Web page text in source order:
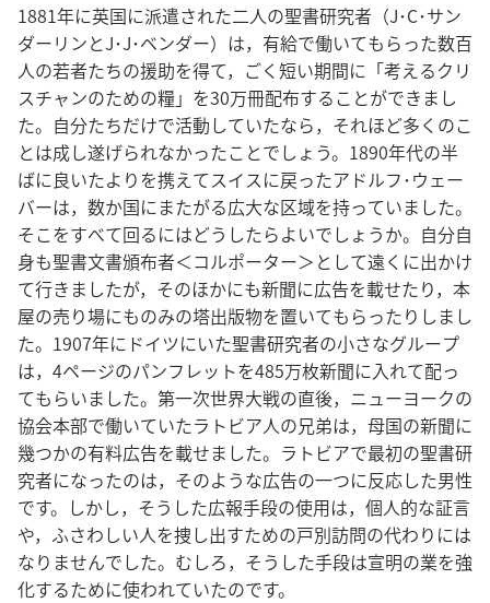
1881年に英国に派遣された二人の聖書研究者（J･C･サン
ダーリンとJ･J･ベンダー）は，有給で働いてもらった数百
人の若者たちの援助を得て，ごく短い期間に「考えるクリ
スチャンのための糧」を30万冊配布することができまし
た。自分たちだけで活動していたなら，それほど多くのこ
とは成し遂げられなかったことでしょう。1890年代の半
ばに良いたよりを携えてスイスに戻ったアドルフ･ウェー
バーは，数か国にまたがる広大な区域を持っていました。
そこをすべて回るにはどうしたらよいでしょうか。自分自
身も聖書文書頒布者＜コルポーター＞として遠くに出かけ
て行きましたが，そのほかにも新聞に広告を載せたり，本
屋の売り場にものみの塔出版物を置いてもらったりしまし
た。1907年にドイツにいた聖書研究者の小さなグループ
は，4ページのパンフレットを485万枚新聞に入れて配っ
てもらいました。第一次世界大戦の直後，ニューヨークの
協会本部で働いていたラトビア人の兄弟は，母国の新聞に
幾つかの有料広告を載せました。ラトビアで最初の聖書研
究者になったのは，そのような広告の一つに反応した男性
です。しかし，そうした広報手段の使用は，個人的な証言
や，ふさわしい人を捜し出すための戸別訪問の代わりには
なりませんでした。むしろ，そうした手段は宣明の業を強
化するために使われていたのです。